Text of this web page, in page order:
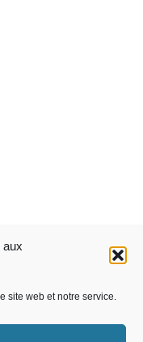
aux
site web et notre service.